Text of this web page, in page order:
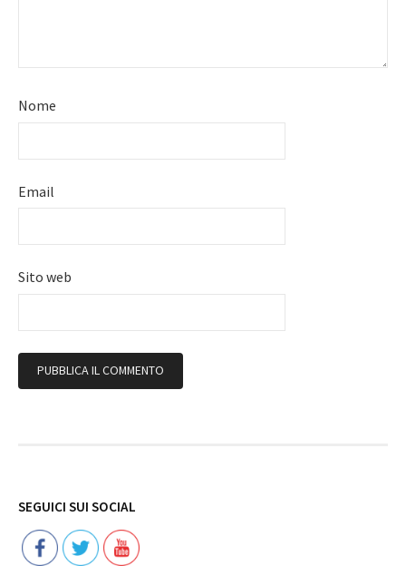
Nome
Email
Sito web
SEGUICI SUI SOCIAL